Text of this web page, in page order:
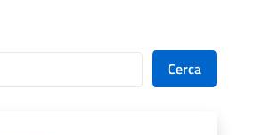
Cerca